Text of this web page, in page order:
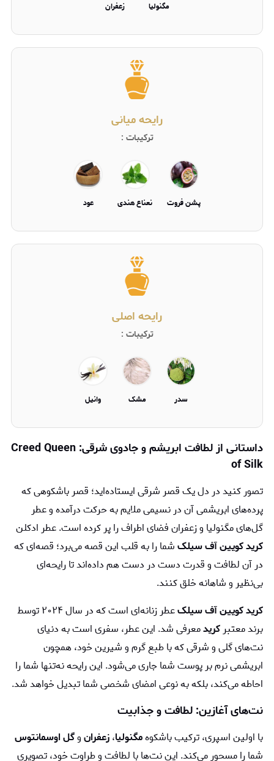
مگنولیا زعفران
رایحه میانی
ترکیبات :
پشن فروت نعناع هندی عود
رایحه اصلی
ترکیبات :
سدر مشک وانیل
داستانی از لطافت ابریشم و جادوی شرقی: Creed Queen
of Silk
تصور کنید در دل یک قصر شرقی ایستاده‌اید؛ قصر باشکوهی که
پرده‌های ابریشمی آن در نسیمی ملایم به حرکت درآمده و عطر
گل‌های مگنولیا و زعفران فضای اطراف را پر کرده است. عطر ادکلن
کرید کویین آف سیلکشما را به قلب این قصه می‌برد؛ قصه‌ای که
در آن لطافت و قدرت دست در دست هم داده‌اند تا رایحه‌ای
بی‌نظیر و شاهانه خلق کنند.
کرید کویین آف سیلک
عطر زنانه‌ای است که در سال ۲۰۲۴ توسط
برند معتبر کریدمعرفی شد. این عطر، سفری است به دنیای
نت‌های گلی و شرقی که با طبع گرم و شیرین خود، همچون
ابریشمی نرم بر پوست شما جاری می‌شود. این رایحه نه‌تنها شما را
احاطه می‌کند، بلکه به نوعی امضای شخصی شما تبدیل خواهد شد.
نت‌های آغازین: لطافت و جذابیت
با اولین اسپری، ترکیب باشکوهمگنولیا،زعفرانوگل اوسمانتوس
شما را مسحور می‌کند. این نت‌ها با لطافت و طراوت خود، تصویری